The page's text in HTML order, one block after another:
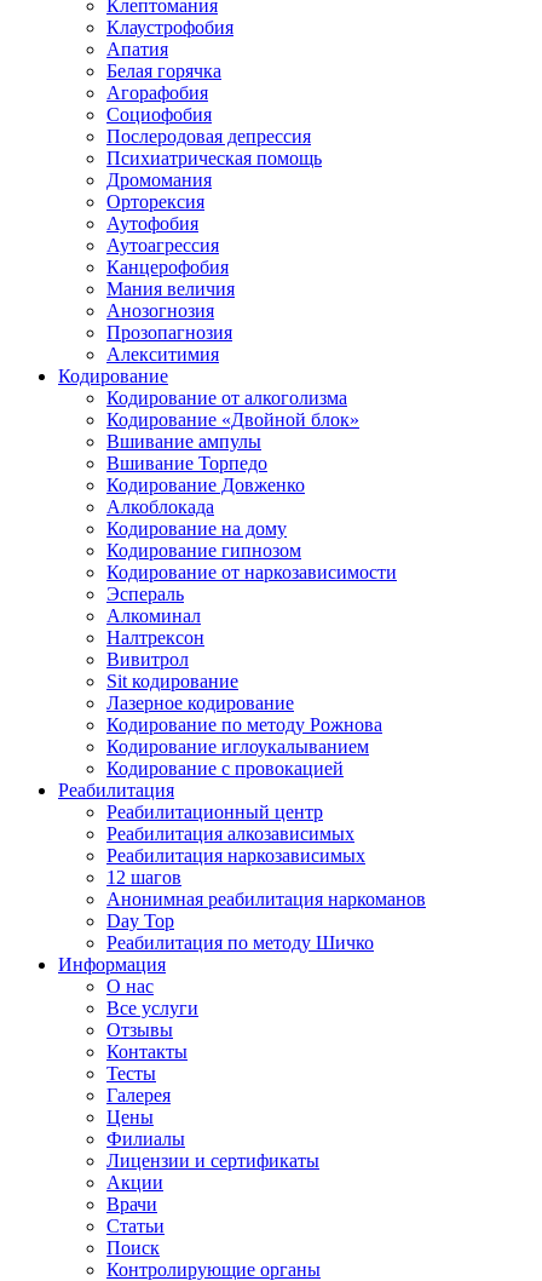
Клептомания
Клаустрофобия
Апатия
Белая горячка
Агорафобия
Социофобия
Послеродовая депрессия
Психиатрическая помощь
Дромомания
Орторексия
Аутофобия
Аутоагрессия
Канцерофобия
Мания величия
Анозогнозия
Прозопагнозия
Алекситимия
Кодирование
Кодирование от алкоголизма
Кодирование «Двойной блок»
Вшивание ампулы
Вшивание Торпедо
Кодирование Довженко
Алкоблокада
Кодирование на дому
Кодирование гипнозом
Кодирование от наркозависимости
Эспераль
Алкоминал
Налтрексон
Вивитрол
Sit кодирование
Лазерное кодирование
Кодирование по методу Рожнова
Кодирование иглоукалыванием
Кодирование с провокацией
Реабилитация
Реабилитационный центр
Реабилитация алкозависимых
Реабилитация наркозависимых
12 шагов
Анонимная реабилитация наркоманов
Day Top
Реабилитация по методу Шичко
Информация
О нас
Все услуги
Отзывы
Контакты
Тесты
Галерея
Цены
Филиалы
Лицензии и сертификаты
Акции
Врачи
Статьи
Поиск
Контролирующие органы